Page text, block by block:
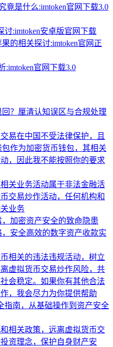
竟是什么:imtoken官网下载3.0
讨:imtoken安卓版官网下载
的相关探讨:imtoken官网正
:imtoken官网下载3.0
？厘清认知误区与合规处理
易在中国不受法律保护，且
作为加密货币钱包，其相关
，因此我不能按照你的要求
关业务活动属于非法金融活
交易炒作活动，任何机构和
业务
加密资产安全的致命隐患
安全高效的数字资产收款实
相关的违法违规活动，树立
虚拟货币交易炒作风险，共
会稳定。如果你有其他合法
，我会尽力为你提供帮助
指南，从基础操作到资产安全
相关政策，远离虚拟货币交
资理念，保护自身财产安